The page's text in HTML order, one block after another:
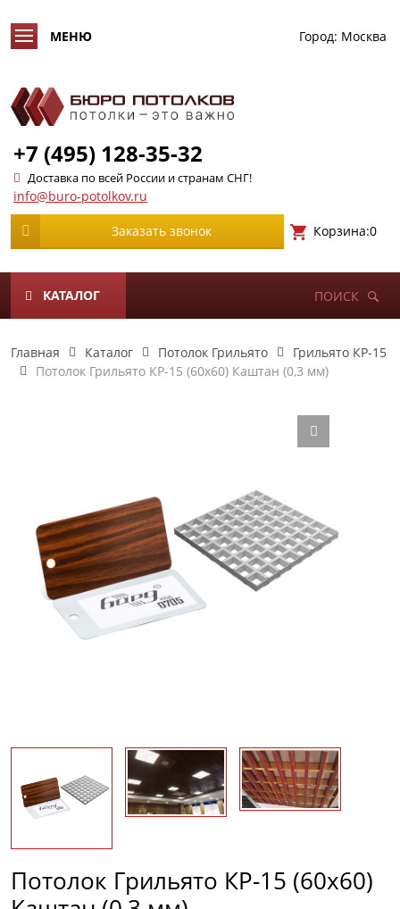
Город: Москва
+7 (495) 128-35-32
Доставка по всей России и странам СНГ!
info@buro-potolkov.ru
Заказать звонок Корзина:0
КАТАЛОГ ПОИСК
Главная Каталог Потолок Грильято
Грильято КР-15
Потолок Грильято КР-15 (60х60) Каштан (0,3 мм)
Потолок Грильято КР-15 (60х60)